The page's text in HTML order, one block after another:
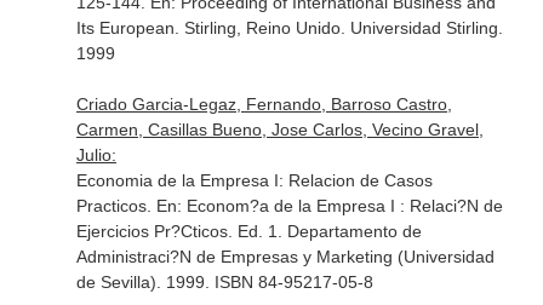
Its European . Stirling, Reino Unido. Universidad Stirling.
1999
Criado Garcia-Legaz, Fernando, Barroso Castro,
Carmen, Casillas Bueno, Jose Carlos, Vecino Gravel,
Julio:
Economia de la Empresa I: Relacion de Casos
Practicos. En: Econom?a de la Empresa I : Relaci?N de
Ejercicios Pr?Cticos. Ed. 1. Departamento de
Administraci?N de Empresas y Marketing (Universidad
de Sevilla). 1999. ISBN 84-95217-05-8